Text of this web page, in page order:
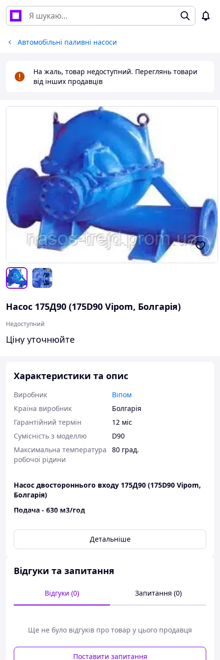
Автомобільні паливні насоси
На жаль, товар недоступний. Переглянь товари
від інших продавців
Насос 175Д90 (175D90 Vipom, Болгарія)
Недоступний
Ціну уточнюйте
Характеристики та опис
Виробник
Віпом
Країна виробник
Болгарія
Гарантійний термін
12 міс
Сумісність з моделлю
D90
Максимальна температура
робочої рідини
80 град.
Насос двостороннього входу 175Д90 (175D90 Vipom,
Болгарія)
Подача - 630 м3/год
Детальніше
Відгуки та запитання
Відгуки (0) Запитання (0)
Ще не було відгуків про товар у цього продавця
Поставити запитання